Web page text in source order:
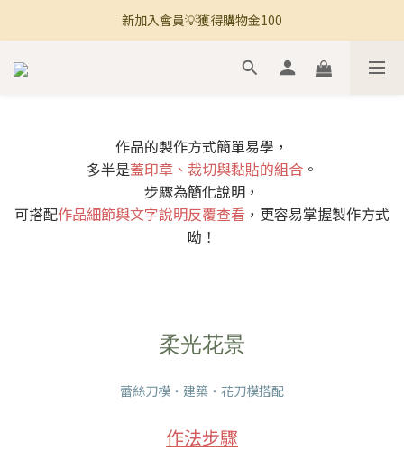
🚚 全館滿800免運 🚚
新加入會員💡獲得購物金100
🚚 全館滿800免運 🚚
作品的製作方式簡單易學，
多半是蓋印章、裁切與黏貼的組合 。
步驟為簡化說明，
可搭配作品細節與文字說明反覆查看 ，更容易掌握製作方式
呦！
柔光花景
蕾絲刀模・建築・花刀模搭配
作法步驟